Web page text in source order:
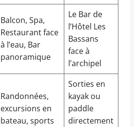
Balcon, Spa,
Restaurant face
à l’eau, Bar
panoramique
Le Bar de
l’Hôtel Les
Bassans
face à
l’archipel
Randonnées,
excursions en
bateau, sports
Sorties en
kayak ou
paddle
directement